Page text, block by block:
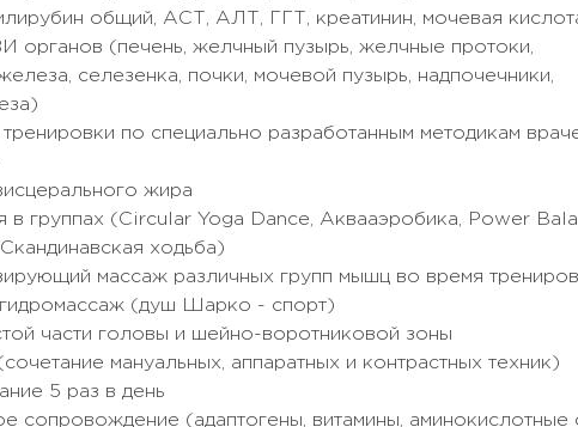
общий, АСТ, АЛТ, ГГТ, креатинин, мочевая
органов (печень, желчный пузырь, желчные протоки,
селезенка, почки, мочевой пузырь, надпочечники,
по специально разработанным методикам
жира
в группах (Circular Yoga Dance, Аквааэробика, Power
ходьба)
массаж различных групп мышц во время
гидромассаж (душ Шарко - спорт)
части головы и шейно-воротниковой зоны
мануальных, аппаратных и контрастных техник)
5 раз в день
сопровождение (адаптогены, витамины, аминокислотные